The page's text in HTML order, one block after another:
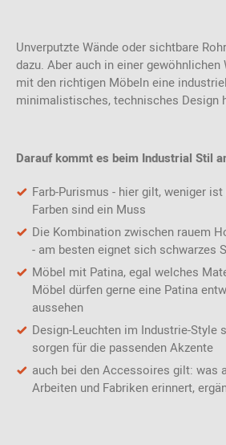
Unverputzte Wände oder sichtbare
dazu. Aber auch in einer
mit den richtigen Möbeln eine
minimalistisches, technisches Design
Darauf kommt es beim Industrial Stil
Farb-Purismus - hier gilt, weniger
Farben sind ein Muss
Die Kombination zwischen rauem
- am besten eignet sich schwarzes
Möbel mit Patina, egal welches
Möbel dürfen gerne eine Patina
aussehen
Design-Leuchten im Industrie-Style
sorgen für die passenden Akzente
auch bei den Accessoires gilt: was
Arbeiten und Fabriken erinnert,